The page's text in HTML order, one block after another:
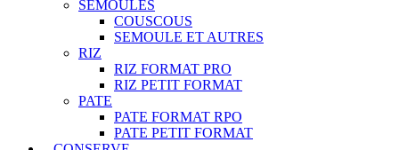
SEMOULES
COUSCOUS
SEMOULE ET AUTRES
RIZ
RIZ FORMAT PRO
RIZ PETIT FORMAT
PATE
PATE FORMAT RPO
PATE PETIT FORMAT